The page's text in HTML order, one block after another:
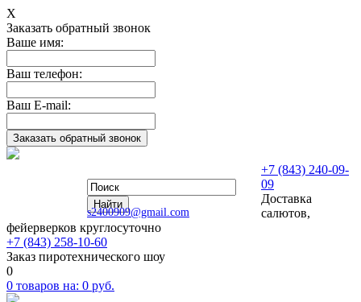
Х
Заказать обратный звонок
Ваше имя:
Ваш телефон:
Ваш E-mail:
s2400909@gmail.com
+7 (843) 240-09-
09
Доставка
салютов,
фейерверков круглосуточно
+7 (843) 258-10-60
Заказ пиротехнического шоу
0
0 товаров на: 0 руб.